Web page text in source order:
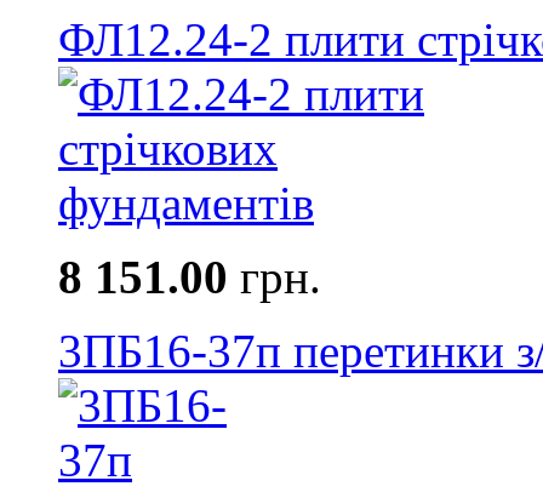
ФЛ12.24-2 плити
8 151.00 грн.
3ПБ16-37п перетинки